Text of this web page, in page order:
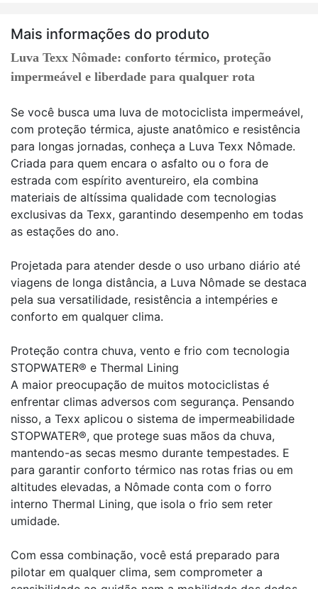
Mais informações do produto
Luva Texx Nômade: conforto térmico, proteção
impermeável e liberdade para qualquer rota
Se você busca uma luva de motociclista impermeável,
com proteção térmica, ajuste anatômico e resistência
para longas jornadas, conheça a Luva Texx Nômade.
Criada para quem encara o asfalto ou o fora de
estrada com espírito aventureiro, ela combina
materiais de altíssima qualidade com tecnologias
exclusivas da Texx, garantindo desempenho em todas
as estações do ano.
Projetada para atender desde o uso urbano diário até
viagens de longa distância, a Luva Nômade se destaca
pela sua versatilidade, resistência a intempéries e
conforto em qualquer clima.
Proteção contra chuva, vento e frio com tecnologia
STOPWATER® e Thermal Lining
A maior preocupação de muitos motociclistas é
enfrentar climas adversos com segurança. Pensando
nisso, a Texx aplicou o sistema de impermeabilidade
STOPWATER®, que protege suas mãos da chuva,
mantendo-as secas mesmo durante tempestades. E
para garantir conforto térmico nas rotas frias ou em
altitudes elevadas, a Nômade conta com o forro
interno Thermal Lining, que isola o frio sem reter
umidade.
Com essa combinação, você está preparado para
pilotar em qualquer clima, sem comprometer a